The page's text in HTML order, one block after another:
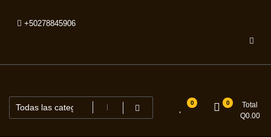
+50278845906
0 0
Total
Q0.00